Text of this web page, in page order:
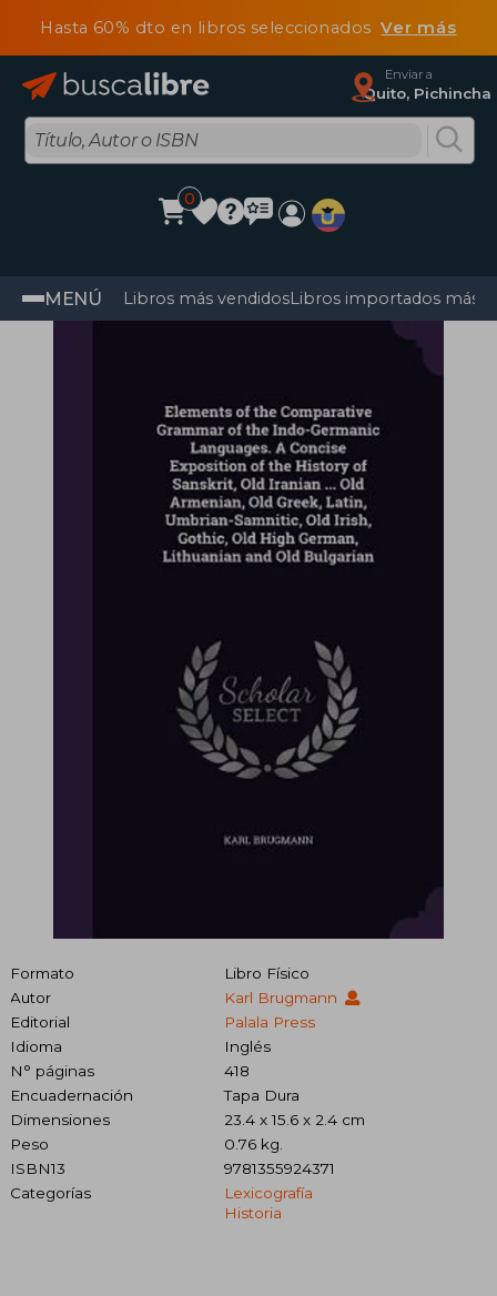
Hasta 60% dto en libros seleccionadosVer más
Enviar a
Quito, Pichincha
0
MENÚ Libros más vendidosLibros importados más
Formato
Libro Físico
Autor
Karl Brugmann
Editorial
Palala Press
Idioma
Inglés
N° páginas
418
Encuadernación
Tapa Dura
Dimensiones
23.4 x 15.6 x 2.4 cm
Peso
0.76 kg.
ISBN13
9781355924371
Categorías
Lexicografía
Historia